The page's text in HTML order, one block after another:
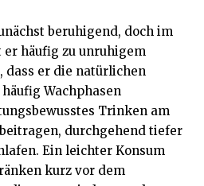
beruhigend, doch im
häufig zu unruhigem
dass er die natürlichen
Wachphasen
Trinken am
durchgehend tiefer
Ein leichter Konsum
kurz vor dem